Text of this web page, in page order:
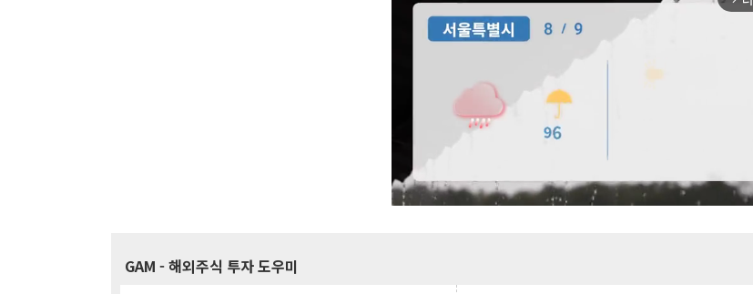
GAM - 해외주식 투자 도우미